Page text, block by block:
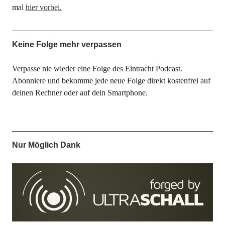
mal hier vorbei.
Keine Folge mehr verpassen
Verpasse nie wieder eine Folge des Eintracht Podcast.
Abonniere und bekomme jede neue Folge direkt kostenfrei auf
deinen Rechner oder auf dein Smartphone.
Nur Möglich Dank